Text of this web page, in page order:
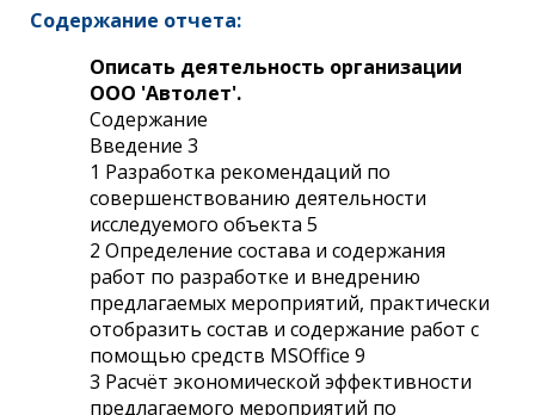
Содержание отчета:
Описать деятельность организации
ООО 'Автолет'.
Содержание
Введение 3
1 Разработка рекомендаций по
совершенствованию деятельности
исследуемого объекта 5
2 Определение состава и содержания
работ по разработке и внедрению
предлагаемых мероприятий, практически
отобразить состав и содержание работ с
помощью средств MSOffice 9
3 Расчёт экономической эффективности
предлагаемого мероприятий по